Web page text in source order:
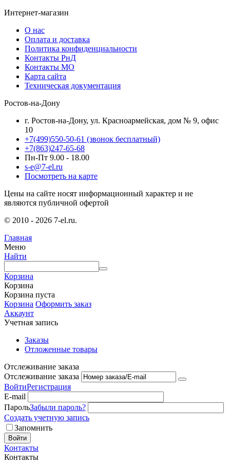
Интернет-магазин
О нас
Оплата и доставка
Политика конфиденциальности
Контакты РнД
Контакты МО
Карта сайта
Техническая документация
Ростов-на-Дону
г. Ростов-на-Дону, ул. Красноармейская, дом № 9, офис
10
+7(499)550-50-61 (звонок бесплатный)
+7(863)247-65-68
Пн-Пт 9.00 - 18.00
s-e@7-el.ru
Посмотреть на карте
Цены на сайте носят информационный характер и не
являются публичной офертой
© 2010 - 2026 7-el.ru.
Главная
Меню
Найти
Корзина
Корзина
Корзина пуста
Корзина Оформить заказ
Аккаунт
Учетная запись
Заказы
Отложенные товары
Отслеживание заказа
Отслеживание заказа
ВойтиРегистрация
E-mail
ПарольЗабыли пароль?
Создать учетную запись
Запомнить
Войти
Контакты
Контакты